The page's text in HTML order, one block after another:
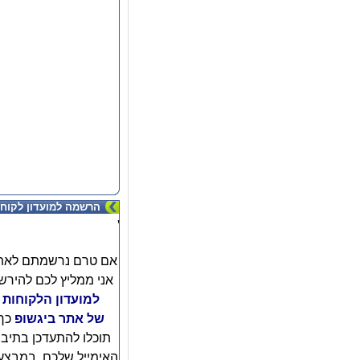
הרשמה למועדון
'
אם טרם נרשמתם
אני ממליץ לכם
למועדון הלקוחות
של אתר ביגשופ
תוכלו להתעדכן
האימייל שלכם,